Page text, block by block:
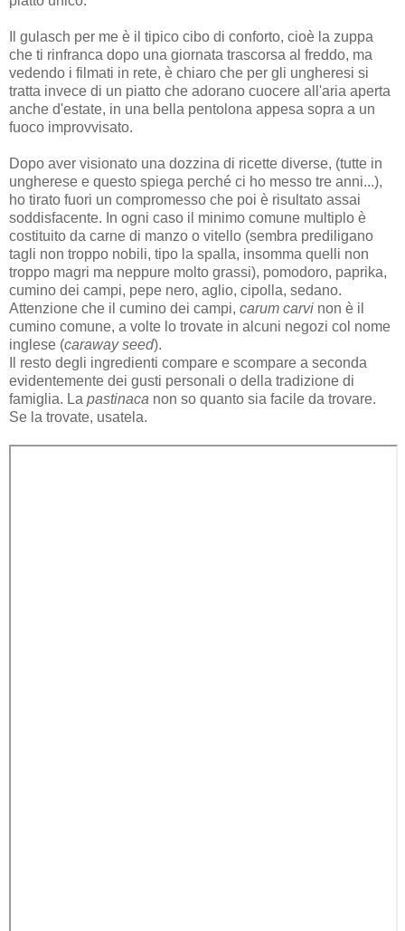
Il gulasch per me è il tipico cibo di conforto, cioè la zuppa
che ti rinfranca dopo una giornata trascorsa al freddo, ma
vedendo i filmati in rete, è chiaro che per gli ungheresi si
tratta invece di un piatto che adorano cuocere all'aria aperta
anche d'estate, in una bella pentolona appesa sopra a un
fuoco improvvisato.
Dopo aver visionato una dozzina di ricette diverse, (tutte in
ungherese e questo spiega perché ci ho messo tre anni...),
ho tirato fuori un compromesso che poi è risultato assai
soddisfacente. In ogni caso il minimo comune multiplo è
costituito da carne di manzo o vitello (sembra prediligano
tagli non troppo nobili, tipo la spalla, insomma quelli non
troppo magri ma neppure molto grassi), pomodoro, paprika,
cumino dei campi, pepe nero, aglio, cipolla, sedano.
Attenzione che il cumino dei campi, carum carvi non è il
cumino comune, a volte lo trovate in alcuni negozi col nome
inglese (caraway seed).
Il resto degli ingredienti compare e scompare a seconda
evidentemente dei gusti personali o della tradizione di
famiglia. La pastinaca non so quanto sia facile da trovare.
Se la trovate, usatela.